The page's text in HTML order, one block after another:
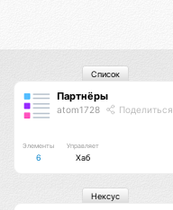
Партнёры
atom1728 Поделиться
Элементы
6
Управляет
Хаб
Список
Нексус